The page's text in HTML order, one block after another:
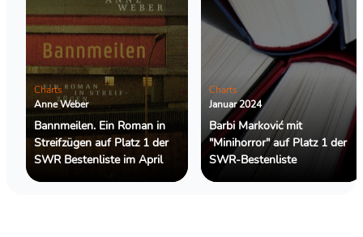
Charts
Anne Weber
Bannmeilen. Ein Roman in
Streifzügen auf Platz 1 der
SWR Bestenliste im April
Charts
Januar 2024
Barbi Marković mit
"Minihorror" auf Platz 1 der
SWR-Bestenliste